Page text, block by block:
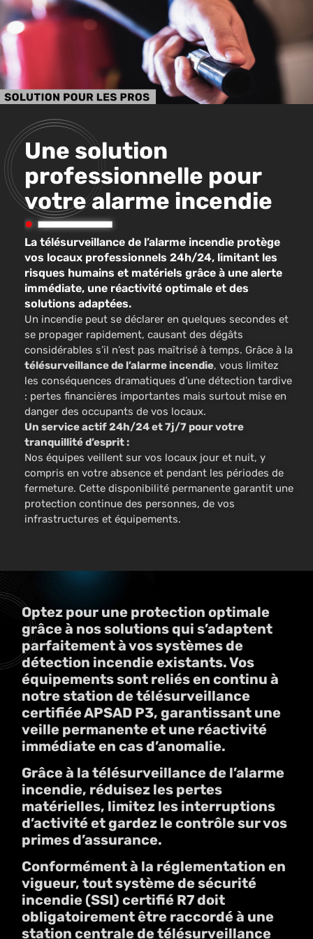
Une solution
professionnelle pour
votre alarme incendie
La télésurveillance de l’alarme incendie protège
vos locaux professionnels 24h/24, limitant les
risques humains et matériels grâce à une alerte
immédiate, une réactivité optimale et des
solutions adaptées.
Un incendie peut se déclarer en quelques secondes et
se propager rapidement, causant des dégâts
considérables s’il n’est pas maîtrisé à temps. Grâce à la
télésurveillance de l’alarme incendie, vous limitez
les conséquences dramatiques d’une détection tardive
: pertes financières importantes mais surtout mise en
danger des occupants de vos locaux.
Un service actif 24h/24 et 7j/7 pour votre
tranquillité d’esprit :
Nos équipes veillent sur vos locaux jour et nuit, y
compris en votre absence et pendant les périodes de
fermeture. Cette disponibilité permanente garantit une
protection continue des personnes, de vos
infrastructures et équipements.
Optez pour une protection optimale
grâce à nos solutions qui s’adaptent
parfaitement à vos systèmes de
détection incendie existants. Vos
équipements sont reliés en continu à
notre station de télésurveillance
certifiée APSAD P3, garantissant une
veille permanente et une réactivité
immédiate en cas d’anomalie.
Grâce à la télésurveillance de l’alarme
incendie, réduisez les pertes
matérielles, limitez les interruptions
d’activité et gardez le contrôle sur vos
primes d’assurance.
Conformément à la réglementation en
vigueur, tout système de sécurité
incendie (SSI) certifié R7 doit
obligatoirement être raccordé à une
station centrale de télésurveillance